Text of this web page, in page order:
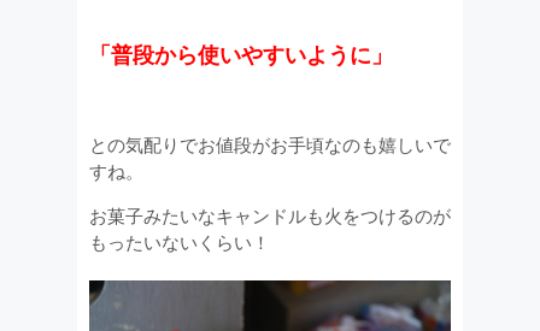
「普段から使いやすいように」
との気配りでお値段がお手頃なのも嬉しいで
すね。
お菓子みたいなキャンドルも火をつけるのが
もったいないくらい！